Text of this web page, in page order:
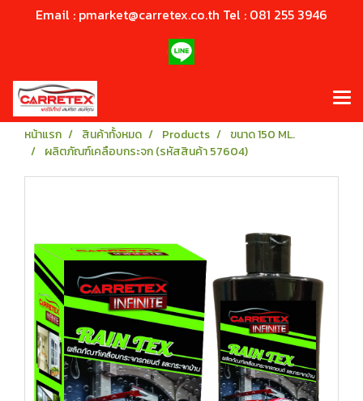
Email : pmarket@carretex.co.th Tel : 081 255 3946
หน้าแรก สินค้าทั้งหมด Products
ขนาด 150 ML.
ผลิตภัณฑ์เคลือบกระจก (รหัสสินค้า 57604)